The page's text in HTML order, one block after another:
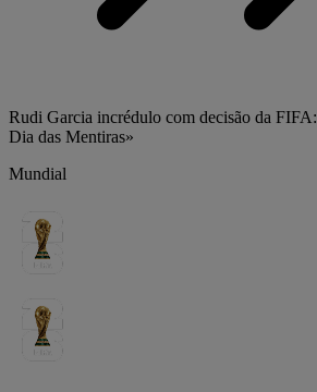
Rudi Garcia incrédulo com decisão da
Dia das Mentiras»
Mundial